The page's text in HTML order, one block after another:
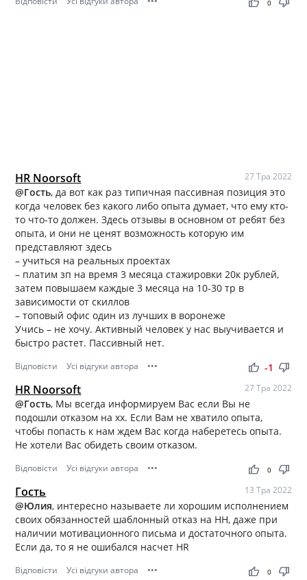
0
HR Noorsoft 27 Тра 2022
@Гость, да вот как раз типичная пассивная позиция это
когда человек без какого либо опыта думает, что ему кто-
то что-то должен. Здесь отзывы в основном от ребят без
опыта, и они не ценят возможность которую им
представляют здесь
– учиться на реальных проектах
– платим зп на время 3 месяца стажировки 20к рублей,
затем повышаем каждые 3 месяца на 10-30 тр в
зависимости от скиллов
– топовый офис один из лучших в воронеже
Учись – не хочу. Активный человек у нас выучивается и
быстро растет. Пассивный нет.
Відповісти Усі відгуки автора ••• thumb_up thumb_down
-1
HR Noorsoft 27 Тра 2022
@Гость, Мы всегда информируем Вас если Вы не
подошли отказом на хх. Если Вам не хватило опыта,
чтобы попасть к нам ждем Вас когда наберетесь опыта.
Не хотели Вас обидеть своим отказом.
Відповісти Усі відгуки автора ••• thumb_up thumb_down
0
Гость 13 Тра 2022
@Юлия, интересно называете ли хорошим исполнением
своих обязанностей шаблонный отказ на HH, даже при
наличии мотивационного письма и достаточного опыта.
Если да, то я не ошибался насчет HR
Відповісти Усі відгуки автора ••• thumb_up thumb_down
0